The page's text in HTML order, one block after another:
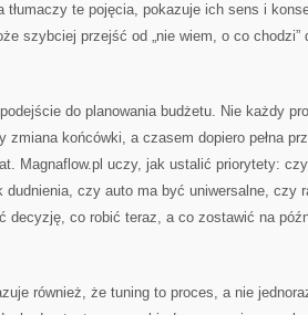
tłumaczy te pojęcia, pokazuje ich sens i
szybciej przejść od „nie wiem, o co chodzi”
do planowania budżetu. Nie każdy
zmiana końcówki, a czasem dopiero pełna
Magnaflow.pl uczy, jak ustalić priorytety:
dudnienia, czy auto ma być uniwersalne, czy
decyzję, co robić teraz, a co zostawić na
również, że tuning to proces, a nie